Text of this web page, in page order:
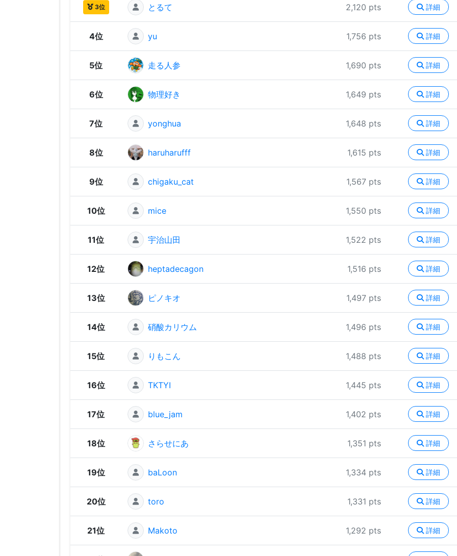
3位 とるて 2,120 pts 詳細
4位 yu 1,756 pts 詳細
5位 走る人参 1,690 pts 詳細
6位 物理好き 1,649 pts 詳細
7位 yonghua 1,648 pts 詳細
8位 haruharufff 1,615 pts 詳細
9位 chigaku_cat 1,567 pts 詳細
10位 mice 1,550 pts 詳細
11位 宇治山田 1,522 pts 詳細
12位 heptadecagon 1,516 pts 詳細
13位 ピノキオ 1,497 pts 詳細
14位 硝酸カリウム 1,496 pts 詳細
15位 りもこん 1,488 pts 詳細
16位 TKTYI 1,445 pts 詳細
17位 blue_jam 1,402 pts 詳細
18位 さらせにあ 1,351 pts 詳細
19位 baLoon 1,334 pts 詳細
20位 toro 1,331 pts 詳細
21位 Makoto 1,292 pts 詳細